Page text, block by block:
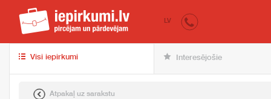
iepirkumi.lv
LV
Visi iepirkumi Interesējošie
Atpakaļ uz sarakstu